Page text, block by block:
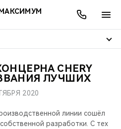
CHERY
СЕРВИСЫ CHERY
ЛУЧШИХ
2020
линии сошёл
разработки. С тех